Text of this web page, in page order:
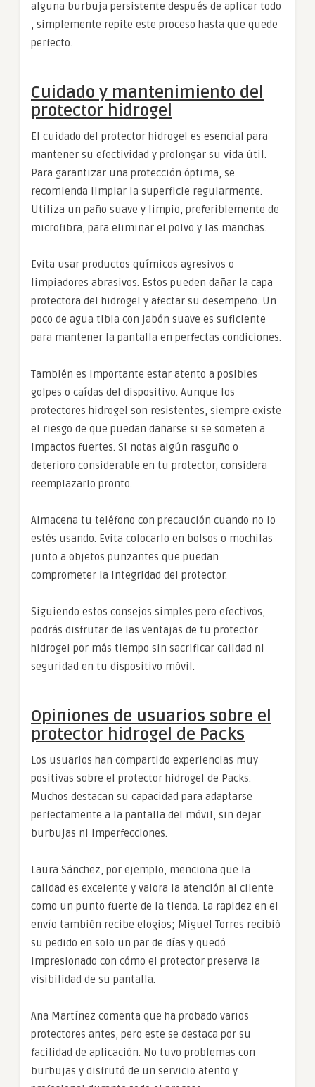
alguna burbuja persistente después de aplicar todo
, simplemente repite este proceso hasta que quede
perfecto.
Cuidado y mantenimiento del
protector hidrogel
El cuidado del protector hidrogel es esencial para
mantener su efectividad y prolongar su vida útil.
Para garantizar una protección óptima, se
recomienda limpiar la superficie regularmente.
Utiliza un paño suave y limpio, preferiblemente de
microfibra, para eliminar el polvo y las manchas.
Evita usar productos químicos agresivos o
limpiadores abrasivos. Estos pueden dañar la capa
protectora del hidrogel y afectar su desempeño. Un
poco de agua tibia con jabón suave es suficiente
para mantener la pantalla en perfectas condiciones.
También es importante estar atento a posibles
golpes o caídas del dispositivo. Aunque los
protectores hidrogel son resistentes, siempre existe
el riesgo de que puedan dañarse si se someten a
impactos fuertes. Si notas algún rasguño o
deterioro considerable en tu protector, considera
reemplazarlo pronto.
Almacena tu teléfono con precaución cuando no lo
estés usando. Evita colocarlo en bolsos o mochilas
junto a objetos punzantes que puedan
comprometer la integridad del protector.
Siguiendo estos consejos simples pero efectivos,
podrás disfrutar de las ventajas de tu protector
hidrogel por más tiempo sin sacrificar calidad ni
seguridad en tu dispositivo móvil.
Opiniones de usuarios sobre el
protector hidrogel de Packs
Los usuarios han compartido experiencias muy
positivas sobre el protector hidrogel de Packs.
Muchos destacan su capacidad para adaptarse
perfectamente a la pantalla del móvil, sin dejar
burbujas ni imperfecciones.
Laura Sánchez, por ejemplo, menciona que la
calidad es excelente y valora la atención al cliente
como un punto fuerte de la tienda. La rapidez en el
envío también recibe elogios; Miguel Torres recibió
su pedido en solo un par de días y quedó
impresionado con cómo el protector preserva la
visibilidad de su pantalla.
Ana Martínez comenta que ha probado varios
protectores antes, pero este se destaca por su
facilidad de aplicación. No tuvo problemas con
burbujas y disfrutó de un servicio atento y